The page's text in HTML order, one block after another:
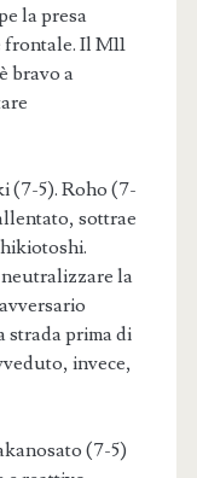
la presa
Il M11
bravo a
(7-5). Roho (7-
sottrae
la
strada prima di
invece,
(7-5)